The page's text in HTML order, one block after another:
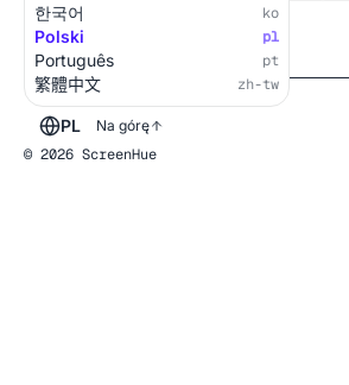
© 2026 ScreenHue
PL
한국어 ko
Polski pl
Português pt
繁體中文 zh-tw
Na górę